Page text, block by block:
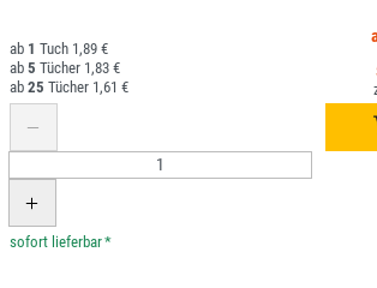
1
1,89 €
5
1,83 €
25
1,61 €
*